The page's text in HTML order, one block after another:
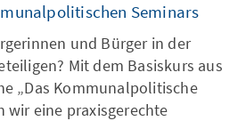
Seminars
und Bürger in der
Mit dem Basiskurs aus
„Das Kommunalpolitische
wir eine praxisgerechte